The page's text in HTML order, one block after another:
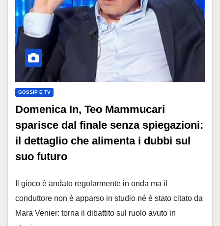
GOSSIP E TV
Domenica In, Teo Mammucari
sparisce dal finale senza spiegazioni:
il dettaglio che alimenta i dubbi sul
suo futuro
Il gioco è andato regolarmente in onda ma il
conduttore non è apparso in studio né è stato citato da
Mara Venier: torna il dibattito sul ruolo avuto in